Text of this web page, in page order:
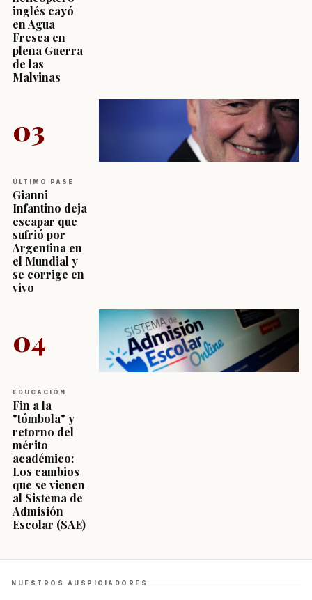
inglés cayó
en Agua
Fresca en
plena Guerra
de las
Malvinas
03
ÚLTIMO PASE
Gianni
Infantino deja
escapar que
sufrió por
Argentina en
el Mundial y
se corrige en
vivo
04
EDUCACIÓN
Fin a la
"tómbola" y
retorno del
mérito
académico:
Los cambios
que se vienen
al Sistema de
Admisión
Escolar (SAE)
NUESTROS AUSPICIADORES